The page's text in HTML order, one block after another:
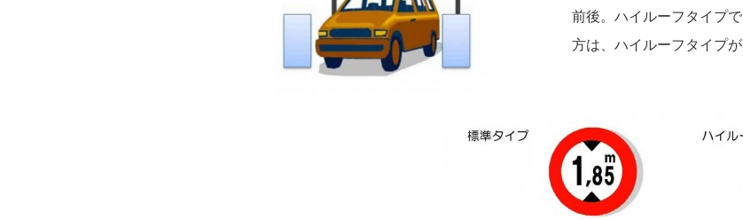
前後。ハイルーフタイプ
方は、ハイルーフタイプが